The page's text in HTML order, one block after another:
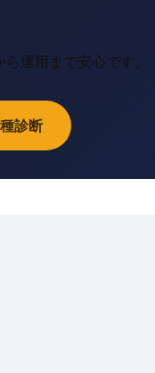
運用まで安心です。
診断